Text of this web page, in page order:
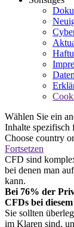
Wählen Sie ein
Inhalte spezifisch
Choose country
Fortsetzen
CFD sind
bei denen man
kann.
Bei 76% der
CFDs bei
Sie sollten
im Klaren sind,